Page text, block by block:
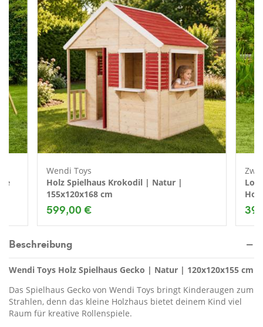
Wendi Toys
Holz Spielhaus Krokodil | Natur |
155x120x168 cm
599,00 €
Holz
Beschreibung
Wendi Toys Holz Spielhaus Gecko | Natur | 120x120x155 cm
Das Spielhaus Gecko von Wendi Toys bringt Kinderaugen zum
Strahlen, denn das kleine Holzhaus bietet deinem Kind viel
Raum für kreative Rollenspiele.